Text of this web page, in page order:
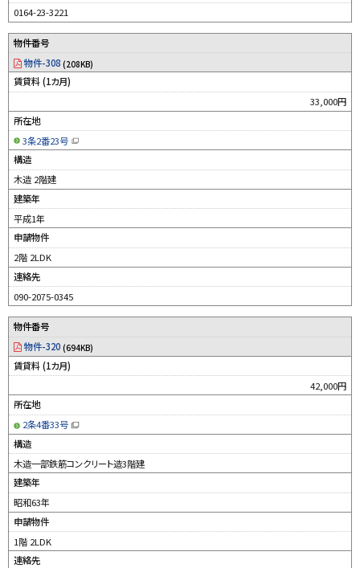
0164-23-3221
物件番号
物件-308 (208KB)
賃貸料 (1カ月)
33,000円
所在地
3条2番23号
（
規
ン
ウ
開
ま
）
構造
木造 2階建
建築年
平成1年
申請物件
2階 2LDK
連絡先
090-2075-0345
物件番号
物件-320 (694KB)
賃貸料 (1カ月)
42,000円
所在地
2条4番33号
（
規
ウ
ィ
ン
ウ
開
ま
）
構造
木造一部鉄筋コンクリート造3階建
建築年
昭和63年
申請物件
1階 2LDK
連絡先